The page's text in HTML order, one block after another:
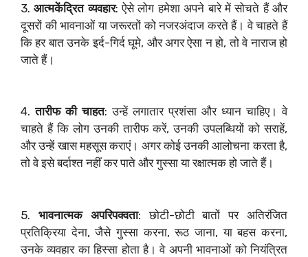
3.आत्मकेंद्रित व्यवहार: ऐसे लोग हमेशा अपने बारे में सोचते हैं और
दूसरों की भावनाओं या जरूरतों को नजरअंदाज करते हैं। वे चाहते हैं
कि हर बात उनके इर्द-गिर्द घूमे, और अगर ऐसा न हो, तो वे नाराज हो
जाते हैं।
4.तारीफ की चाहत: उन्हें लगातार प्रशंसा और ध्यान चाहिए। वे
चाहते हैं कि लोग उनकी तारीफ करें, उनकी उपलब्धियों को सराहें,
और उन्हें खास महसूस कराएं। अगर कोई उनकी आलोचना करता है,
तो वे इसे बर्दाश्त नहीं कर पाते और गुस्सा या रक्षात्मक हो जाते हैं।
5. भावनात्मक अपरिपक्वता: छोटी-छोटी बातों पर अतिरंजित
प्रतिक्रिया देना, जैसे गुस्सा करना, रूठ जाना, या बहस करना,
उनके व्यवहार का हिस्सा होता है। वे अपनी भावनाओं को नियंत्रित